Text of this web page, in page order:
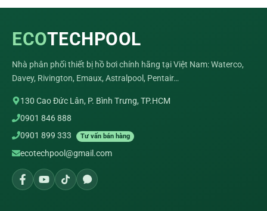
ECOTECHPOOL
Nhà phân phối thiết bị hồ bơi chính hãng tại Việt Nam: Waterco,
Davey, Rivington, Emaux, Astralpool, Pentair…
130 Cao Đức Lân, P. Bình Trưng, TP.HCM
0901 846 888
0901 899 333
Tư vấn bán hàng
ecotechpool@gmail.com